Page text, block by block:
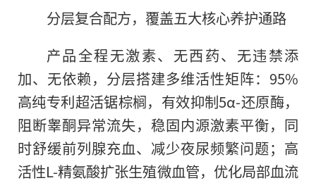
分层复合配方，覆盖五大核心养护通路
产品全程无激素、无西药、无违禁添
加、无依赖，分层搭建多维活性矩阵：95%
高纯专利超活锯棕榈，有效抑制5α-还原酶，
阻断睾酮异常流失，稳固内源激素平衡，同
时舒缓前列腺充血、减少夜尿频繁问题；高
活性L-精氨酸扩张生殖微血管，优化局部血流